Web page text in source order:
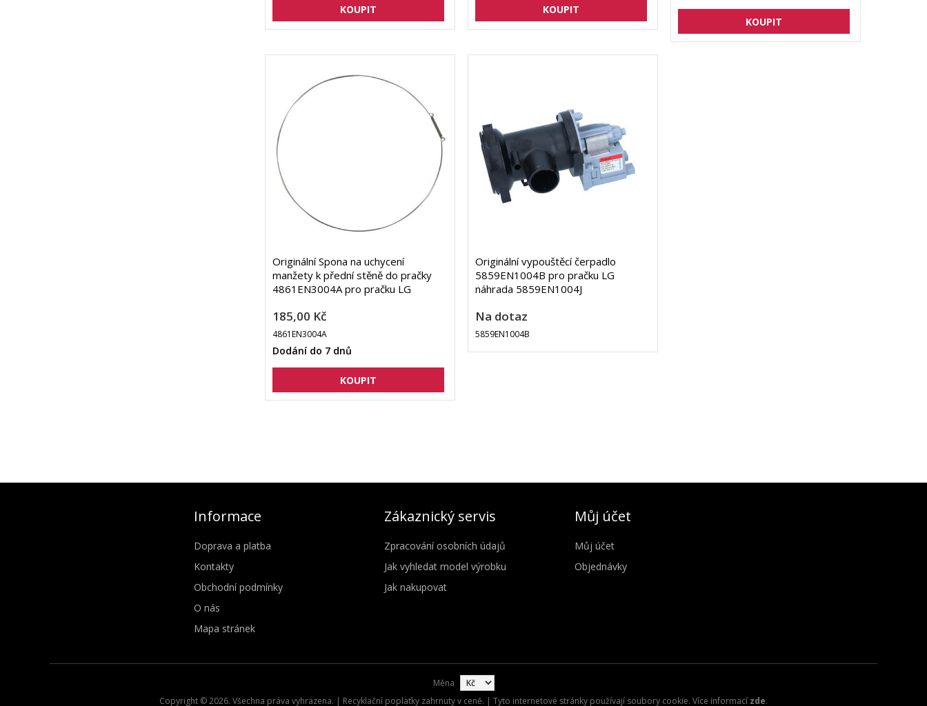
Originální Spona na uchycení
manžety k přední stěně do pračky
4861EN3004A pro pračku LG
185,00 Kč
4861EN3004A
Dodání do 7 dnů
Originální vypouštěcí čerpadlo
5859EN1004B pro pračku LG
náhrada 5859EN1004J
Na dotaz
5859EN1004B
Informace
Doprava a platba
Kontakty
Obchodní podmínky
O nás
Mapa stránek
Zákaznický servis
Zpracování osobních údajů
Jak vyhledat model výrobku
Jak nakupovat
Můj účet
Můj účet
Objednávky
Měna
Copyright © 2026. Všechna práva vyhrazena. | Recyklační poplatky zahrnuty v ceně. | Tyto internetové stránky používají soubory cookie. Více informací zde.